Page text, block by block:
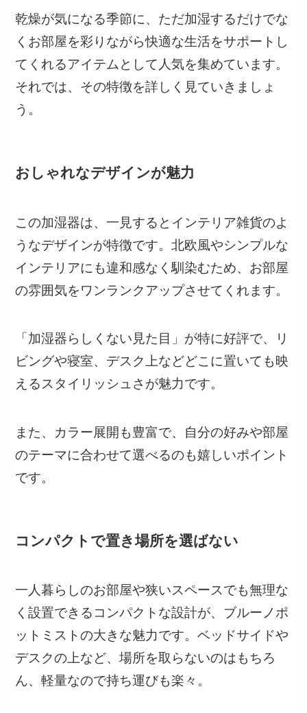
乾燥が気になる季節に、ただ加湿するだけでな
くお部屋を彩りながら快適な生活をサポートし
てくれるアイテムとして人気を集めています。
それでは、その特徴を詳しく見ていきましょ
う。
おしゃれなデザインが魅力
この加湿器は、一見するとインテリア雑貨のよ
うなデザインが特徴です。北欧風やシンプルな
インテリアにも違和感なく馴染むため、お部屋
の雰囲気をワンランクアップさせてくれます。
「加湿器らしくない見た目」が特に好評で、リ
ビングや寝室、デスク上などどこに置いても映
えるスタイリッシュさが魅力です。
また、カラー展開も豊富で、自分の好みや部屋
のテーマに合わせて選べるのも嬉しいポイント
です。
コンパクトで置き場所を選ばない
一人暮らしのお部屋や狭いスペースでも無理な
く設置できるコンパクトな設計が、ブルーノポ
ットミストの大きな魅力です。ベッドサイドや
デスクの上など、場所を取らないのはもちろ
ん、軽量なので持ち運びも楽々。